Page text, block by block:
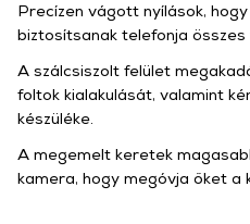
Precízen vágott nyílások,
biztosítsanak telefonja összes
A szálcsiszolt felület
foltok kialakulását, valamint
készüléke.
A megemelt keretek
kamera, hogy megóvja őket a